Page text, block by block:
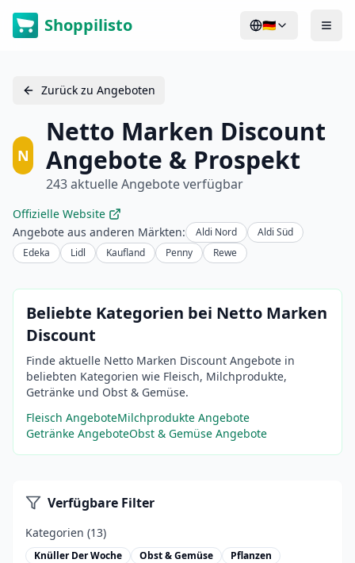
Shoppilisto 🇩🇪
Zurück zu Angeboten
N
Netto Marken Discount
Angebote & Prospekt
243 aktuelle Angebote verfügbar
Offizielle Website
Angebote aus anderen Märkten:
Aldi Nord
Aldi Süd
Edeka
Lidl Kaufland Penny Rewe
Beliebte Kategorien bei Netto Marken
Discount
Finde aktuelle Netto Marken Discount Angebote in
beliebten Kategorien wie Fleisch, Milchprodukte,
Getränke und Obst & Gemüse.
Fleisch AngeboteMilchprodukte Angebote
Getränke AngeboteObst & Gemüse Angebote
Verfügbare Filter
Kategorien (13)
Knüller Der Woche Obst & Gemüse
Pflanzen